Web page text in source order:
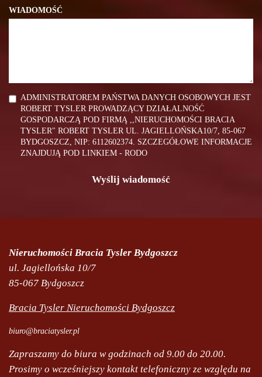
WIADOMOŚĆ
ADMINISTRATOREM PAŃSTWA DANYCH OSOBOWYCH JEST
ROBERT TYSLER PROWADZĄCY DZIAŁALNOŚĆ
GOSPODARCZĄ POD FIRMĄ ,,NIERUCHOMOŚCI BRACIA
TYSLER" ROBERT TYSLER UL. JAGIELLOŃSKA10/7, 85-067
BYDGOSZCZ, NIP: 6112602374. SZCZEGÓŁOWE INFORMACJE
ZNAJDUJĄ POD LINKIEM - RODO
Nieruchomości Bracia Tysler Bydgoszcz
ul. Jagiellońska 10/7
85-067 Bydgoszcz
Bracia Tysler Nieruchomości Bydgoszcz
biuro@braciatysler.pl
Zapraszamy do biura w godzinach od 9.00 do 20.00.
Prosimy o wcześniejszy kontakt telefoniczny ze względu na